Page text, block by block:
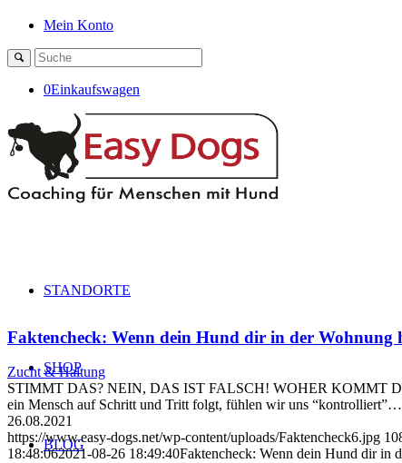
Mein Konto
0Einkaufswagen
STANDORTE
SHOP
BLOG
Faktencheck: Wenn dein Hund dir in der
Zucht & Haltung
STIMMT DAS? NEIN, DAS IST FALSCH! WOHER KOMMT
ein Mensch auf Schritt und Tritt folgt, fühlen wir uns “kontrolliert”…
26.08.2021
https://www.easy-dogs.net/wp-content/uploads/Faktencheck6.jpg
18:48:062021-08-26 18:49:40Faktencheck: Wenn dein Hund dir in